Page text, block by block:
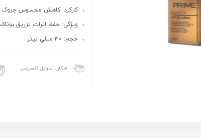
کارکرد: کاهش محسوس چروک
ویژگی: حفظ اثرات تزریق
حجم: 30 ميلي ليتر
امکان تحویل اکسپرس